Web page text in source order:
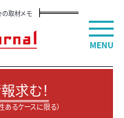
取材メモ
求む！
あるケースに限る）
MENU